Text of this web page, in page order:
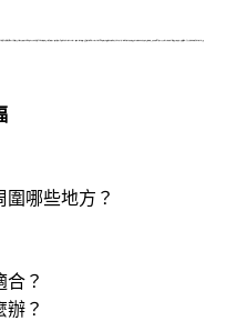
哪些地方？
合？
辦？